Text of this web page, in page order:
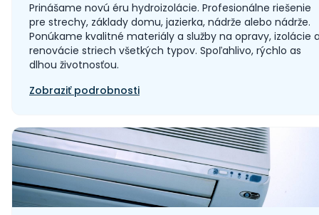
Prinášame novú éru hydroizolácie. Profesionálne riešenie
pre strechy, základy domu, jazierka, nádrže alebo nádrže.
Ponúkame kvalitné materiály a služby na opravy, izolácie
renovácie striech všetkých typov. Spoľahlivo, rýchlo as
dlhou životnosťou.
Zobraziť podrobnosti